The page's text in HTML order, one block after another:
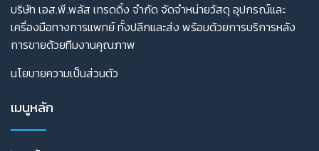
บริษัท เอส.พี.พลัส เทรดดิ้ง จำกัด จัดจำหน่ายวัสดุ อุปกรณ์และ
เครื่องมือทางการแพทย์ ทั้งปลีกและส่ง พร้อมด้วยการบริการหลัง
การขายด้วยทีมงานคุณภาพ
นโยบายความเป็นส่วนตัว
เมนูหลัก